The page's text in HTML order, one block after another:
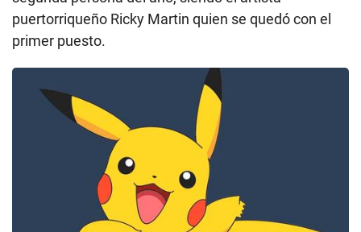
puertorriqueño Ricky Martin quien se quedó con el
primer puesto.